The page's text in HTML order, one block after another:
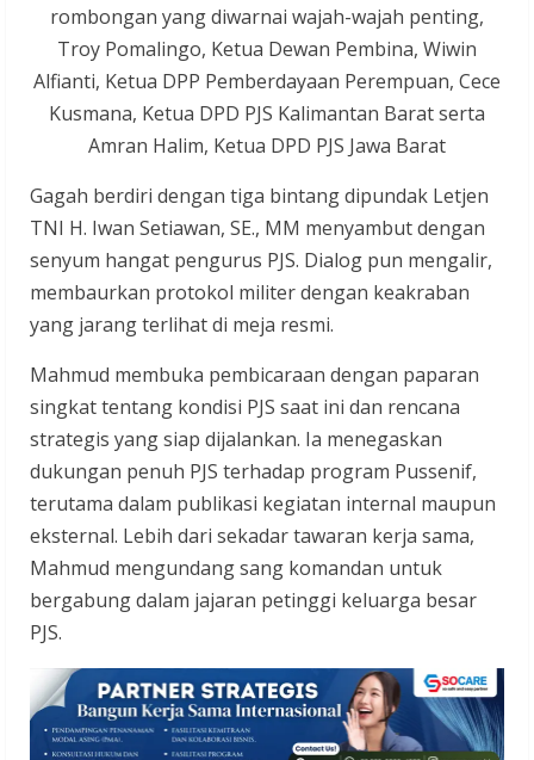
rombongan yang diwarnai wajah-wajah penting,
Troy Pomalingo, Ketua Dewan Pembina, Wiwin
Alfianti, Ketua DPP Pemberdayaan Perempuan, Cece
Kusmana, Ketua DPD PJS Kalimantan Barat serta
Amran Halim, Ketua DPD PJS Jawa Barat
Gagah berdiri dengan tiga bintang dipundak Letjen
TNI H. Iwan Setiawan, SE., MM menyambut dengan
senyum hangat pengurus PJS. Dialog pun mengalir,
membaurkan protokol militer dengan keakraban
yang jarang terlihat di meja resmi.
Mahmud membuka pembicaraan dengan paparan
singkat tentang kondisi PJS saat ini dan rencana
strategis yang siap dijalankan. Ia menegaskan
dukungan penuh PJS terhadap program Pussenif,
terutama dalam publikasi kegiatan internal maupun
eksternal. Lebih dari sekadar tawaran kerja sama,
Mahmud mengundang sang komandan untuk
bergabung dalam jajaran petinggi keluarga besar
PJS.